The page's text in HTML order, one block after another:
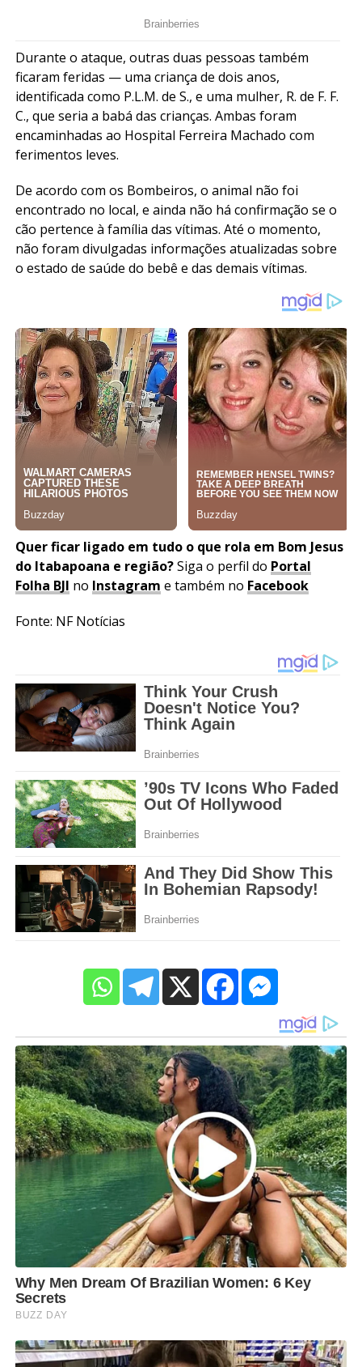
Durante o ataque, outras duas pessoas também
ficaram feridas — uma criança de dois anos,
identificada como P.L.M. de S., e uma mulher, R. de F. F.
C., que seria a babá das crianças. Ambas foram
encaminhadas ao Hospital Ferreira Machado com
ferimentos leves.
De acordo com os Bombeiros, o animal não foi
encontrado no local, e ainda não há confirmação se o
cão pertence à família das vítimas. Até o momento,
não foram divulgadas informações atualizadas sobre
o estado de saúde do bebê e das demais vítimas.
Quer ficar ligado em tudo o que rola em Bom Jesus
do Itabapoana e região?Siga o perfil do Portal
Folha BJI no Instagram e também no Facebook
Fonte: NF Notícias